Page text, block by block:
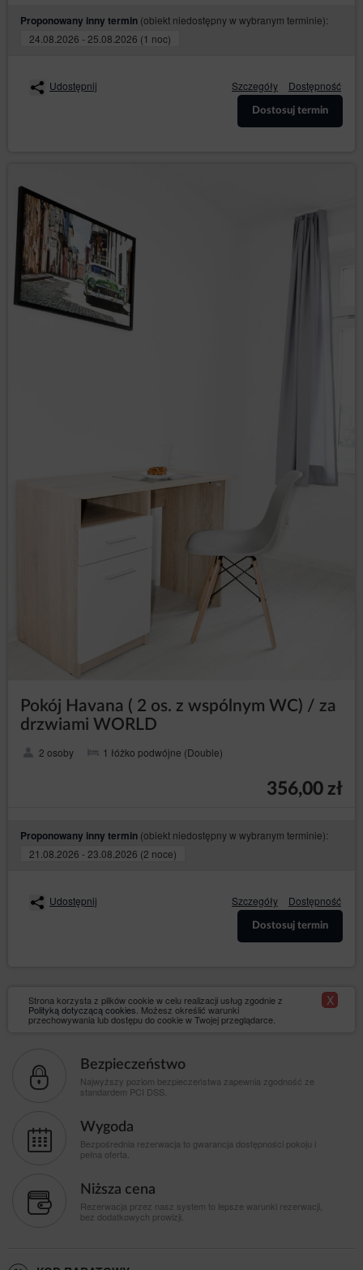
Proponowany inny termin (obiekt niedostępny w wybranym terminie):
24.08.2026 - 25.08.2026 (1 noc)
Udostępnij Szczegóły Dostępność
Dostosuj termin
Pokój Havana ( 2 os. z wspólnym WC) / za
drzwiami WORLD
2 osoby 1 łóżko podwójne (Double)
356,00 zł
Proponowany inny termin (obiekt niedostępny w wybranym terminie):
21.08.2026 - 23.08.2026 (2 noce)
Udostępnij Szczegóły Dostępność
Dostosuj termin
Strona korzysta z plików cookie w celu realizacji usług zgodnie z
Polityką dotyczącą cookies . Możesz określić warunki
przechowywania lub dostępu do cookie w Twojej przeglądarce.
X
Bezpieczeństwo
Najwyższy poziom bezpieczeństwa zapewnia zgodność ze
standardem PCI DSS.
Wygoda
Bezpośrednia rezerwacja to gwarancja dostępności pokoju i
pełna oferta.
Niższa cena
Rezerwacja przez nasz system to lepsze warunki rezerwacji,
bez dodatkowych prowizji.